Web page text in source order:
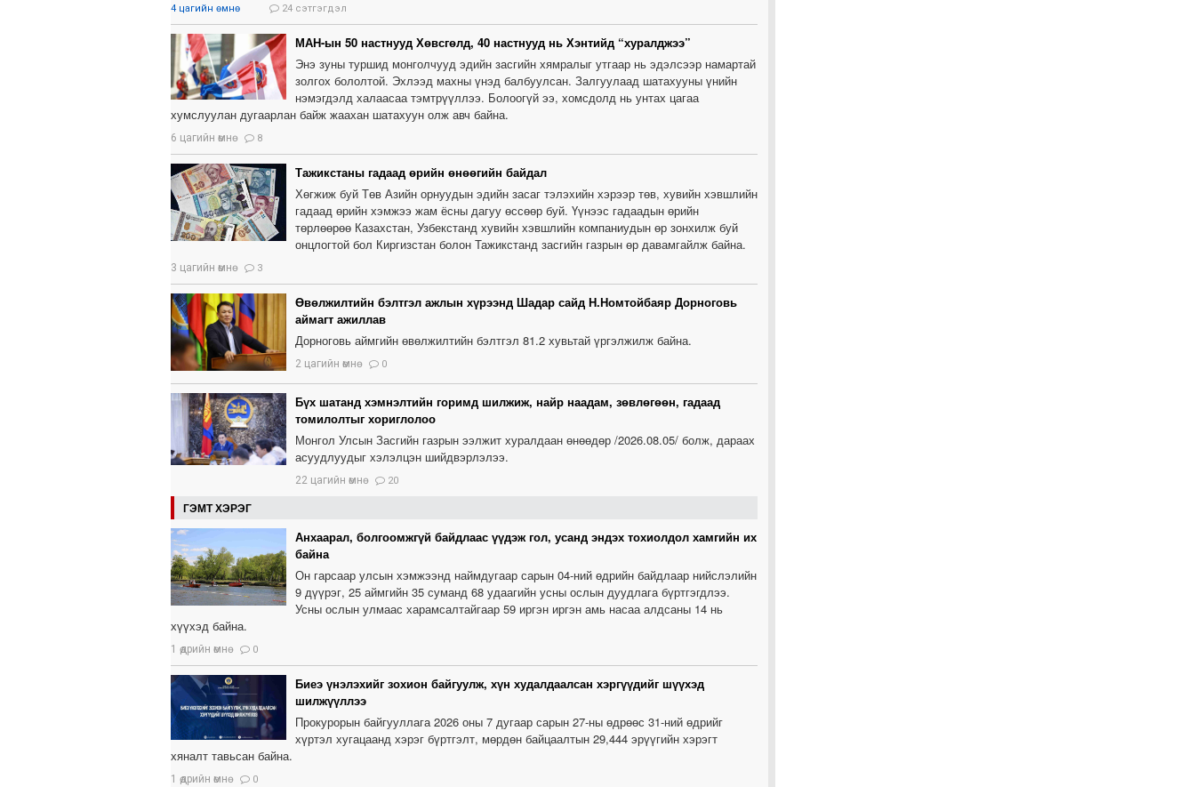
4 цагийн өмнө 24 сэтгэгдэл
МАН-ын 50 настнууд Хөвсгөлд, 40 настнууд нь Хэнтийд “хуралджээ”
Энэ зуны туршид монголчууд эдийн засгийн хямралыг утгаар нь эдэлсээр намартай
золгох бололтой. Эхлээд махны үнэд балбуулсан. Залгуулаад шатахууны үнийн
нэмэгдэлд халаасаа тэмтрүүллээ. Болоогүй ээ, хомсдолд нь унтах цагаа
хумслуулан дугаарлан байж жаахан шатахуун олж авч байна.
6 цагийн өмнө 8
Тажикстаны гадаад өрийн өнөөгийн байдал
Хөгжиж буй Төв Азийн орнуудын эдийн засаг тэлэхийн хэрээр төв, хувийн хэвшлийн
гадаад өрийн хэмжээ жам ёсны дагуу өссөөр буй. Үүнээс гадаадын өрийн
төрлөөрөө Казахстан, Узбекстанд хувийн хэвшлийн компаниудын өр зонхилж буй
онцлогтой бол Киргизстан болон Тажикстанд засгийн газрын өр давамгайлж байна.
3 цагийн өмнө 3
Өвөлжилтийн бэлтгэл ажлын хүрээнд Шадар сайд Н.Номтойбаяр Дорноговь
аймагт ажиллав
Дорноговь аймгийн өвөлжилтийн бэлтгэл 81.2 хувьтай үргэлжилж байна.
2 цагийн өмнө 0
Бүх шатанд хэмнэлтийн горимд шилжиж, найр наадам, зөвлөгөөн, гадаад
томилолтыг хориглолоо
Монгол Улсын Засгийн газрын ээлжит хуралдаан өнөөдөр /2026.08.05/ болж, дараах
асуудлуудыг хэлэлцэн шийдвэрлэлээ.
22 цагийн өмнө 20
ГЭМТ ХЭРЭГ
Анхаарал, болгоомжгүй байдлаас үүдэж гол, усанд эндэх тохиолдол хамгийн их
байна
Он гарсаар улсын хэмжээнд наймдугаар сарын 04-ний өдрийн байдлаар нийслэлийн
9 дүүрэг, 25 аймгийн 35 суманд 68 удаагийн усны ослын дуудлага бүртгэгдлээ.
Усны ослын улмаас харамсалтайгаар 59 иргэн иргэн амь насаа алдсаны 14 нь
хүүхэд байна.
1 өдрийн өмнө 0
Биеэ үнэлэхийг зохион байгуулж, хүн худалдаалсан хэргүүдийг шүүхэд
шилжүүллээ
Прокурорын байгууллага 2026 оны 7 дугаар сарын 27-ны өдрөөс 31-ний өдрийг
хүртэл хугацаанд хэрэг бүртгэлт, мөрдөн байцаалтын 29,444 эрүүгийн хэрэгт
хяналт тавьсан байна.
1 өдрийн өмнө 0